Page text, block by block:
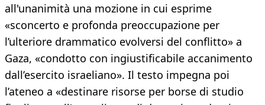
all'unanimità una mozione in cui esprime
«sconcerto e profonda preoccupazione per
l’ulteriore drammatico evolversi del conflitto» a
Gaza, «condotto con ingiustificabile accanimento
dall’esercito israeliano». Il testo impegna poi
l’ateneo a «destinare risorse per borse di studio